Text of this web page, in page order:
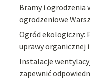
Bramy i ogrodzenia
ogrodzeniowe
Ogród ekologiczny:
uprawy organicznej
Instalacje
zapewnić